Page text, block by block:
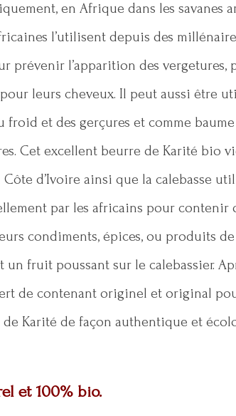
en Afrique dans les savanes
l’utilisent depuis des
prévenir l’apparition des vergetures,
pour leurs cheveux. Il peut aussi être
froid et des gerçures et comme
Cet excellent beurre de Karité bio
Côte d’Ivoire ainsi que la calebasse
par les africains pour contenir
condiments, épices, ou produits de
un fruit poussant sur le calebassier.
de contenant originel et original
de Karité de façon authentique et
et 100% bio.